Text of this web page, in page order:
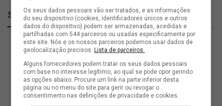
SuperVasco
Os seus dados pessoais vão ser tratados, e as informações
do seu dispositivo (cookies, identificadores únicos e outros
dados do dispositivo) podem ser armazenadas, acedidas e
partilhadas com 544 parceiros ou usadas especificamente por
este site. Nós e os nossos parceiros podemos usar dados de
geolocalização precisos. Lista de parceiros.
Alguns fornecedores podem tratar os seus dados pessoais
com base no interesse legítimo, ao qual se pode opor gerindo
as opções abaixo. Procure um link na parte inferior desta
página ou no menu do site para gerir ou revogar o
consentimento nas definições de privacidade e cookies.